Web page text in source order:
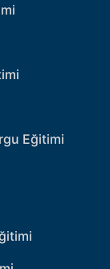
Eğitimi